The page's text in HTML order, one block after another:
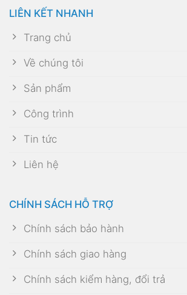
LIÊN KẾT NHANH
Trang chủ
Về chúng tôi
Sản phẩm
Công trình
Tin tức
Liên hệ
CHÍNH SÁCH HỖ TRỢ
Chính sách bảo hành
Chính sách giao hàng
Chính sách kiểm hàng, đổi trả